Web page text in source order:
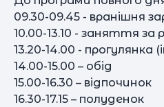
09.30-09.45 - вранішня
10.00-13.10 - заняття за
13.20-14.00 - прогулянка
14.00-15.00 – обід
15.00-16.30 – відпочинок
16.30-17.15 – полуденок